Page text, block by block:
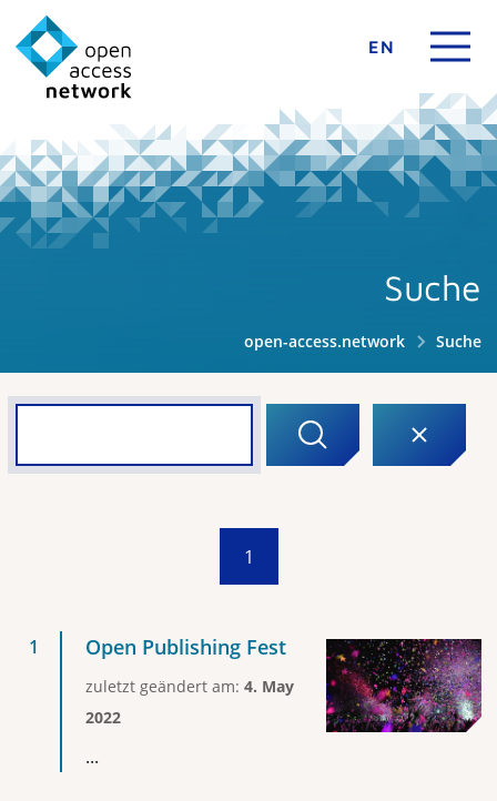
EN
Suche
open-access.network Suche
1
Open Publishing Fest
zuletzt geändert am: 4. May
2022
...